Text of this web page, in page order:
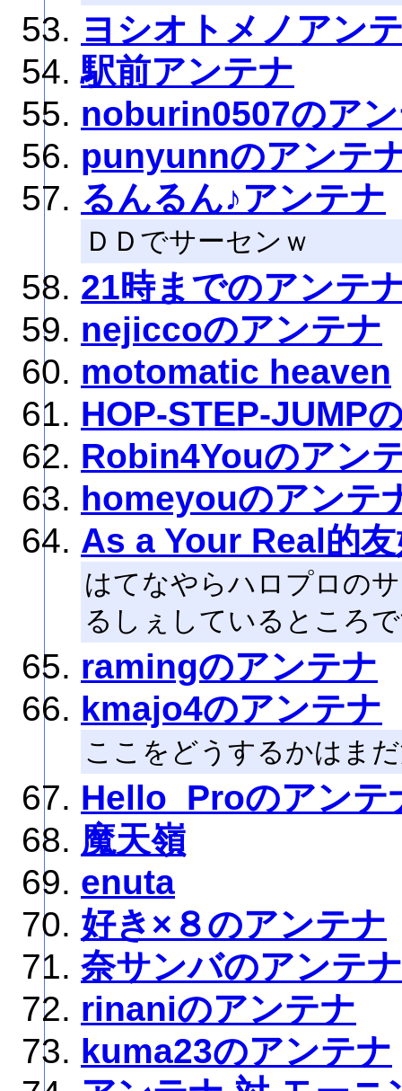
ヨシオトメノアン
駅前アンテナ
noburin0507のア
punyunnのアンテ
るんるん♪アンテナ
ＤＤでサーセンｗ
21時までのアンテ
nejiccoのアンテナ
motomatic heaven
HOP-STEP-JUMP
Robin4Youのアン
homeyouのアンテ
As a Your Real的
はてなやらハロプロの
るしぇしているところ
ramingのアンテナ
kmajo4のアンテナ
ここをどうするかはま
Hello_Proのアンテ
魔天嶺
enuta
好き×８のアンテナ
奈サンバのアンテ
rinaniのアンテナ
kuma23のアンテナ